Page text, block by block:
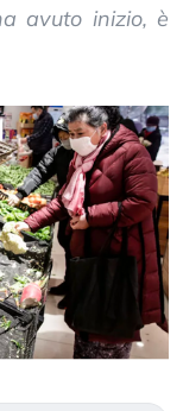
avuto inizio, è